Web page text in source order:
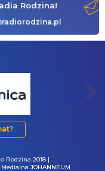
Rodzina!
Rodzina 2018 |
JOHANNEUM